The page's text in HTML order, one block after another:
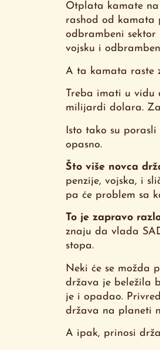
Otplata kamate
rashod od kamata
odbrambeni
vojsku i
A ta kamata raste
Treba imati u vidu
milijardi dolara.
Isto tako su
opasno.
Što više novca
penzije, vojska, i
pa će problem sa
To je zapravo
znaju da vlada
stopa.
Neki će se možda
država je beležila
je i opadao.
država na planeti
A ipak, prinosi